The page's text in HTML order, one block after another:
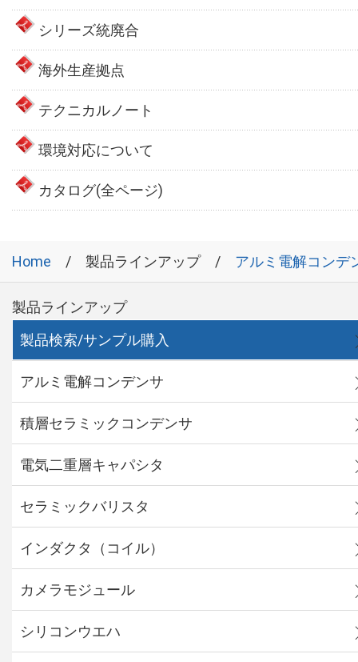
シリーズ統廃合
海外生産拠点
テクニカルノート
環境対応について
カタログ(全ページ)
Home 製品ラインアップ アルミ電解コンデ
製品ラインアップ
製品検索/サンプル購入
アルミ電解コンデンサ
積層セラミックコンデンサ
電気二重層キャパシタ
セラミックバリスタ
インダクタ（コイル）
カメラモジュール
シリコンウエハ